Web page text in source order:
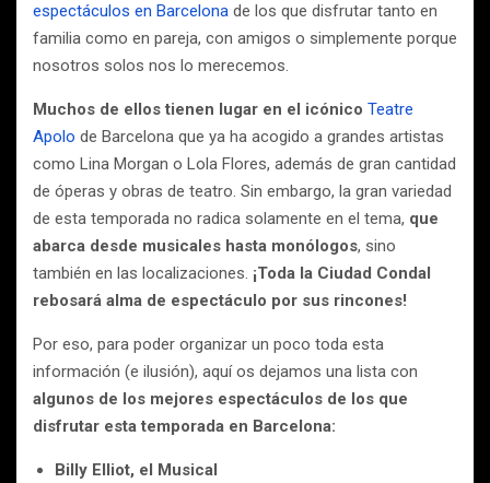
espectáculos en Barcelona de los que disfrutar tanto en
familia como en pareja, con amigos o simplemente porque
nosotros solos nos lo merecemos.
Muchos de ellos tienen lugar en el icónico Teatre
Apolo de Barcelona que ya ha acogido a grandes artistas
como Lina Morgan o Lola Flores, además de gran cantidad
de óperas y obras de teatro. Sin embargo, la gran variedad
de esta temporada no radica solamente en el tema, que
abarca desde musicales hasta monólogos, sino
también en las localizaciones. ¡Toda la Ciudad Condal
rebosará alma de espectáculo por sus rincones!
Por eso, para poder organizar un poco toda esta
información (e ilusión), aquí os dejamos una lista con
algunos de los mejores espectáculos de los que
disfrutar esta temporada en Barcelona:
Billy Elliot, el Musical